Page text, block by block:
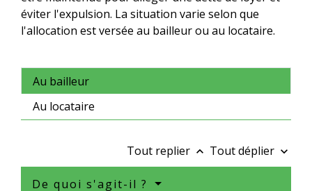
éviter l'expulsion. La situation varie selon que
l'allocation est versée au bailleur ou au locataire.
Au bailleur
Au locataire
Tout replier keyboard_arrow_up Tout déplier keyboard_arrow_down
De quoi s'agit-il ?